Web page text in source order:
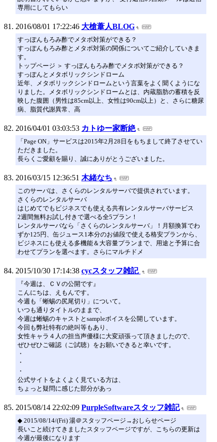
専用にしてもらい
2016/08/01 17:22:46 大槍葦人BLOG
すっぽんもろみ酢でメタボ対策ができる？
すっぽんもろみ酢とメタボ対策の関係についてご紹介していきま
す。
トップページ ＞ すっぽんもろみ酢でメタボ対策ができる？
すっぽんとメタボリックシンドローム
近年、メタボリックシンドロームという言葉をよく聞くようにな
りました。メタボリックシンドロームとは、内蔵脂肪の蓄積を反
映した腹囲（男性は85cm以上、女性は90cm以上）と、さらに糖尿
病、脂質代謝異常、高
2016/04/01 03:03:53 カトゆー家断絶
「Page ON」サービスは2015年2月28日をもちまして終了させてい
ただきました。
長らくご愛顧を賜り、誠にありがとうございました。
2016/03/15 12:36:51 木緒なち
このサーバは、さくらのレンタルサーバで提供されています。
さくらのレンタルサーバ
はじめてでもビジネスでも使える共有レンタルサーバサービス
2週間無料お試し付きで選べる全5プラン！
レンタルサーバなら「さくらのレンタルサーバ」！月額換算でわ
ずか125円、缶ジュース1本分のお値段で使える格安プランから、
ビジネスにも使える多機能＆大容量プランまで、用途と予算に合
わせてプランを選べます。さらにマルチドメ
2015/10/30 17:14:38 cycスタッフ雑記
『今週は、ＣＶの公開です』
こんにちは、えもんです。
今週も「蜥蜴の尻尾切り」について。
いつも通りタイトルのままで、
今週は蜥蜴のキャストとsampleボイスを公開しています。
今回も弊社特有の絶叫等もあり、
女性キャラ４人の担当声優様に大変頑張って頂きましたので、
ぜひぜひご確認（ご試聴）をお願いできると幸いです。
・
・
・
公式サイトをよくよく見ている方は、
ちょっと疑問に感じた部分があっ
2015/08/14 22:02:09 PurpleSoftwareスタッフ雑記
◆ 2015/08/14/(Fri) 湯＠スタッフページ→おしらせページ
長いこと続けてきましたスタッフページですが、こちらの更新は
今週が最後になります